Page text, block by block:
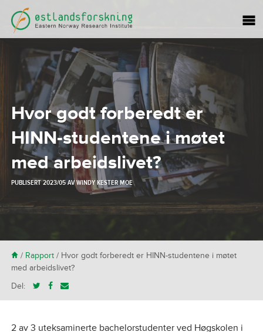
Hvor godt forberedt er
HINN-studentene i møtet
med arbeidslivet?
PUBLISERT2023/05AVWINDY KESTER MOE
H/ Rapport/ Hvor godt forberedt er HINN-studentene i møtet
med arbeidslivet?
Del:
2 av 3 uteksaminerte bachelorstudenter ved Høgskolen i